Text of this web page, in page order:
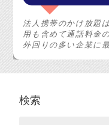
法人携帯のかけ放題
用も含めて通話料金
外回りの多い企業に
検索